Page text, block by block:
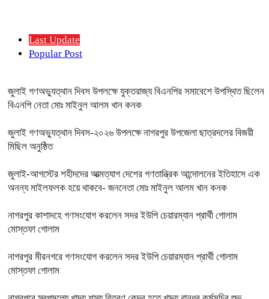
Last Update
Popular Post
জুলাই গণঅভ্যুত্থান দিবস উপলক্ষে যুক্তরাজ্য বিএনপির সমাবেশে উপস্থিত ছিলেন
বিএনপি নেতা মোঃ মাইনুল আলম খান কনক
জুলাই গণঅভ্যুত্থান দিবস-২০২৬ উপলক্ষে নাগরপুর উপজেলা ছাত্রদলের বিজয়ী
মিছিল অনুষ্ঠিত
জুলাই-আগস্টের শহীদদের আত্মত্যাগ দেশের গণতান্ত্রিক আন্দোলনের ইতিহাসে এক
অনন্য মাইলফলক হয়ে থাকবে- জননেতা মোঃ মাইনুল আলম খান কনক
নাগরপুর কাশাদহে গণসংযোগ করলেন সদর ইউপি চেয়ারম্যান প্রার্থী গোলাম
মোস্তফা গোলাম
নাগরপুর মীরনগরে গণসংযোগ করলেন সদর ইউপি চেয়ারম্যান প্রার্থী গোলাম
মোস্তফা গোলাম